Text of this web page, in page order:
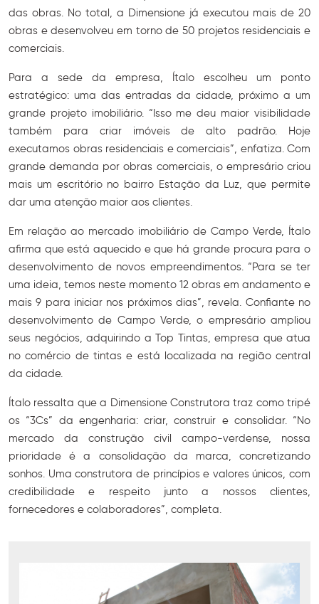
das obras. No total, a Dimensione já executou mais de 20
obras e desenvolveu em torno de 50 projetos residenciais e
comerciais.
Para a sede da empresa, Ítalo escolheu um ponto
estratégico: uma das entradas da cidade, próximo a um
grande projeto imobiliário. “Isso me deu maior visibilidade
também para criar imóveis de alto padrão. Hoje
executamos obras residenciais e comerciais”, enfatiza. Com
grande demanda por obras comerciais, o empresário criou
mais um escritório no bairro Estação da Luz, que permite
dar uma atenção maior aos clientes.
Em relação ao mercado imobiliário de Campo Verde, Ítalo
afirma que está aquecido e que há grande procura para o
desenvolvimento de novos empreendimentos. “Para se ter
uma ideia, temos neste momento 12 obras em andamento e
mais 9 para iniciar nos próximos dias”, revela. Confiante no
desenvolvimento de Campo Verde, o empresário ampliou
seus negócios, adquirindo a Top Tintas, empresa que atua
no comércio de tintas e está localizada na região central
da cidade.
Ítalo ressalta que a Dimensione Construtora traz como tripé
os “3Cs” da engenharia: criar, construir e consolidar. “No
mercado da construção civil campo-verdense, nossa
prioridade é a consolidação da marca, concretizando
sonhos. Uma construtora de princípios e valores únicos, com
credibilidade e respeito junto a nossos clientes,
fornecedores e colaboradores”, completa.